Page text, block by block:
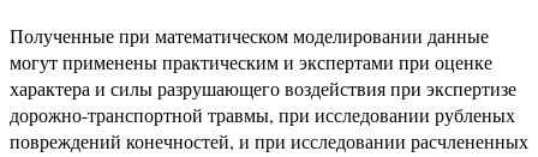
Полученные при математическом моделировании данные
могут применены практическим и экспертами при оценке
характера и силы разрушающего воздействия при экспертизе
дорожно-транспортной травмы, при исследовании рубленых
повреждений конечностей, и при исследовании расчлененных